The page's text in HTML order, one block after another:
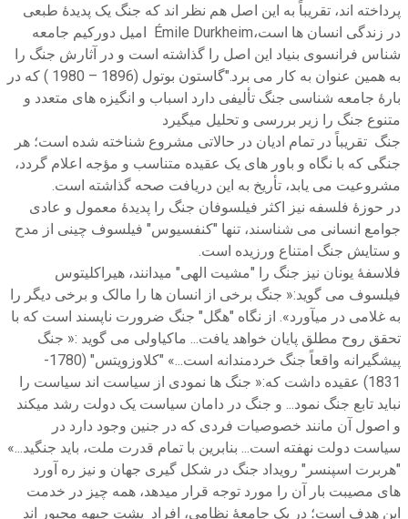
پرداخته اند، تقریباً به این اصل هم نظر اند که جنگ یک پدیدۀ طبعی
در زندگی انسان ها است،Émile Durkheim امیل دورکیم جامعه
شناس فرانسوی بنیاد این اصل را گذاشته است و در آثارش جنگ را
به همین عنوان به کار می برد."گاستون بوتول (1896 – 1980 ) که در
بارۀ جامعه شناسی جنگ تألیفی دارد اسباب و انگیزه های متعدد و
متنوع جنگ را زیر بررسی و تحلیل میگیرد
جنگ تقریباً در تمام ادیان در حالاتی مشروع شناخته شده است؛ هر
جنگی که با نگاه و باور های یک عقیده متناسب و مؤجه اعلام گردد،
مشروعیت می یابد، تأریخ به این دریافت صحه گذاشته است.
در حوزۀ فلسفه نیز اکثر فیلسوفان جنگ را پدیدۀ معمول و عادی
جوامع انسانی می شناسند، تنها "کنفسیوس" فیلسوف چینی از مدح
و ستایش جنگ امتناع ورزیده است.
فلاسفۀ یونان نیز جنگ را "مشیت الهی" میدانند، هیراکلیتوس
فیلسوف می گوید:« جنگ برخی از انسان ها را مالک و برخی دیگر را
به غلامی در میآورد». از نگاه "هگل" جنگ ضرورت ناپسند است که با
تحقق روح مطلق پایان خواهد یافت... ماکیاولی می گوید :« جنگ
پیشگیرانه واقعاً جنگ خردمندانه است...» "کلاوزویتس" (1780-
1831) عقیده داشت که:« جنگ ها نمودی از سیاست اند سیاست را
نباید تابع جنگ نمود... و جنگ در دامان سیاست یک دولت رشد میکند
و اصول آن مانند خصوصیات فردی که در جنین وجود دارد در
سیاست دولت نهفته است... بنابرین با تمام قدرت ملت، باید جنگید...»
"هربرت اسپنسر" رویداد جنگ در شکل گیری جهان و نیز ره آورد
های مصیبت بار آن را مورد توجه قرار میدهد، همه چیز در خدمت
این هدف است؛ در یک جامعۀ نظامی، افراد پشت جبهه مجبور اند